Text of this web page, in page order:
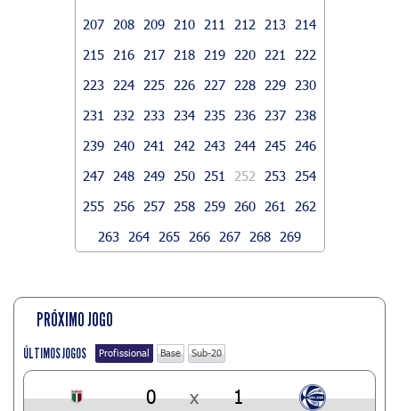
207
208 209 210 211 212 213
214
215
216 217 218 219 220 221
222
223
224 225 226 227 228 229
230
231
232 233 234 235 236 237
238
239
240 241 242 243 244 245
246
247
248 249 250 251 252 253
254
255
256 257 258 259 260 261
262
263
264 265 266 267 268 269
PRÓXIMO JOGO
ÚLTIMOS JOGOS Profissional Base Sub-20
0 x 1